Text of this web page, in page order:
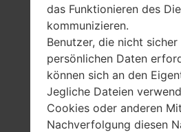
das Funktionieren des
kommunizieren.
Benutzer, die nicht
persönlichen Daten
können sich an den
Jegliche Dateien
Cookies oder anderen
Nachverfolgung diesen